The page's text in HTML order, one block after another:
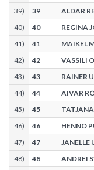
39) 39
ALDAR
40) 40
REGINA
41) 41
MAIKEL
42) 42
VASSILI
43) 43
RAINER
44) 44
AIVAR
45) 45
46) 46
HENNO
47) 47
JANELLE
48) 48
ANDREI